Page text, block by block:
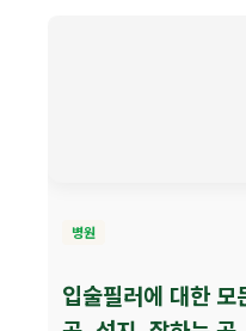
병원
입술필러에 대한